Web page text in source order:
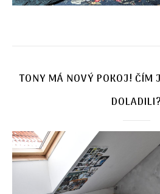
TONY MÁ NOVÝ POKOJ! ČÍM
DOLADILI?